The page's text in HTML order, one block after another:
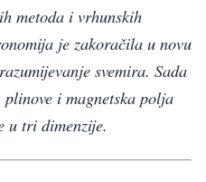
metoda i vrhunskih
je zakoračila u novu
svemira. Sada
i magnetska polja
u tri dimenzije.